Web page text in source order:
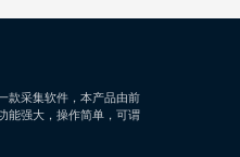
款采集软件，本产品由前
能强大，操作简单，可谓